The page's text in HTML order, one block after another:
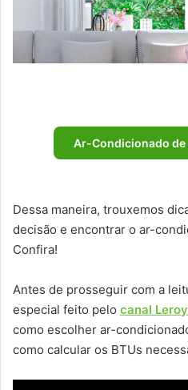
Ar-Condicionado de
Dessa maneira, trouxemos
decisão e encontrar o ar-
Confira!
Antes de prosseguir com a
especial feito pelo canal
como escolher ar-
como calcular os BTUs